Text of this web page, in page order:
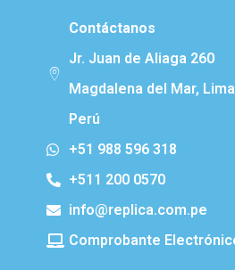
Contáctanos
Jr. Juan de Aliaga 260
Magdalena del Mar,
Perú
+51 988 596 318
+511 200 0570
info@replica.com.pe
Comprobante